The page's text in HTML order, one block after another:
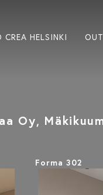
CREA HELSINKI
Oy,
Forma 302